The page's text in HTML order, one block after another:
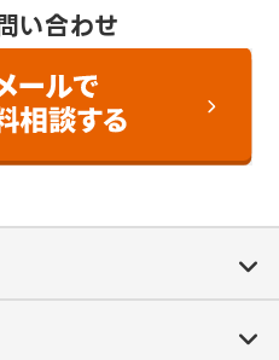
い合わせ